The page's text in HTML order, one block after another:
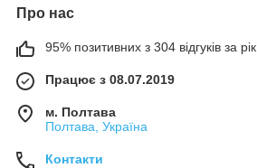
Про нас
95% позитивних з 304 відгуків за рік
Працює з 08.07.2019
м. Полтава
Полтава, Україна
Контакти